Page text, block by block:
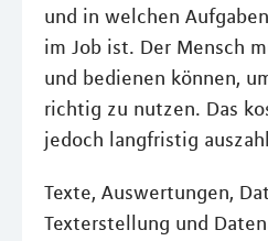
und in welchen
im Job ist. Der Mensch
und bedienen können,
richtig zu nutzen. Das
jedoch langfristig
Texte, Auswertungen,
Texterstellung und